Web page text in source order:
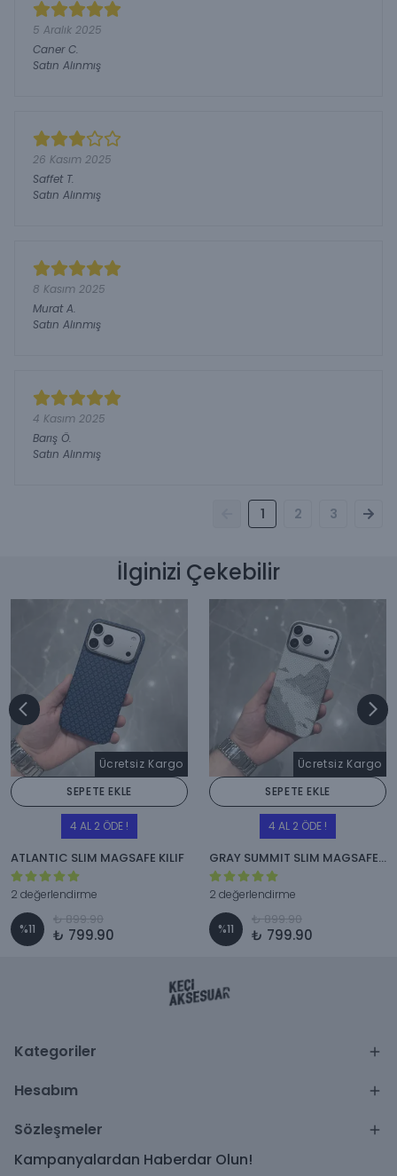
5 Aralık 2025
Caner C.
Satın Alınmış
26 Kasım 2025
Saffet T.
Satın Alınmış
8 Kasım 2025
Murat A.
Satın Alınmış
4 Kasım 2025
Barış Ö.
Satın Alınmış
1 2 3
İlginizi Çekebilir
Ücretsiz Kargo
SEPETE EKLE
4 AL 2 ÖDE !
ATLANTIC SLIM MAGSAFE KILIF
2 değerlendirme
%11
₺ 899.90
₺ 799.90
Ücretsiz Kargo
SEPETE EKLE
4 AL 2 ÖDE !
GRAY SUMMIT SLIM MAGSAFE KILIF
2 değerlendirme
%11
₺ 899.90
₺ 799.90
Kategoriler
Hesabım
Sözleşmeler
Kampanyalardan Haberdar Olun!